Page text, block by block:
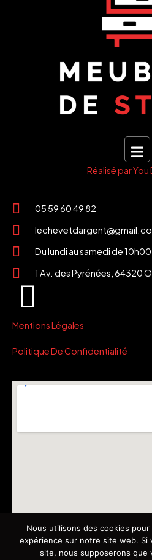
Réalisé par You
05 59 60 49 82
Du lundi au samedi de
1 Av. des Pyrénées, 64320
Mentions Légales
Politique De Confidentialité
Nous utilisons des cookies
expérience sur notre site web. Si
site, nous supposerons que